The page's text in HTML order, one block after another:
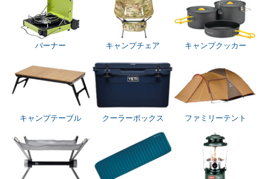
バーナー キャンプチェア キャンプクッカー
キャンプテーブル クーラーボックス ファミリーテント